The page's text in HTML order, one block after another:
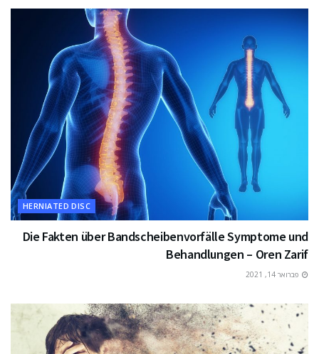
HERNIATED DISC
Die Fakten über Bandscheibenvorfälle Symptome und
Behandlungen – Oren Zarif
פברואר 14, 2021